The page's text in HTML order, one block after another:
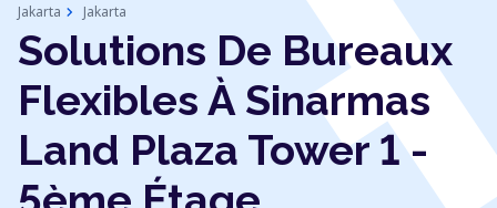
Jakarta chevron_right Jakarta
Solutions De Bureaux
Flexibles À Sinarmas
Land Plaza Tower 1 -